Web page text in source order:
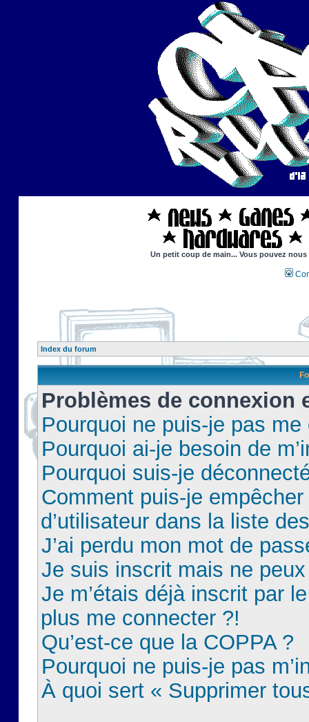
Un petit coup de main... Vous pouvez
Index du forum
Problèmes de connexion
Pourquoi ne puis-je pas
Pourquoi ai-je besoin de
Pourquoi suis-je
Comment puis-je
d’utilisateur dans la liste
J’ai perdu mon mot de
Je suis inscrit mais ne
Je m’étais déjà inscrit par
plus me connecter ?!
Qu’est-ce que la COPPA ?
Pourquoi ne puis-je pas
À quoi sert « Supprimer